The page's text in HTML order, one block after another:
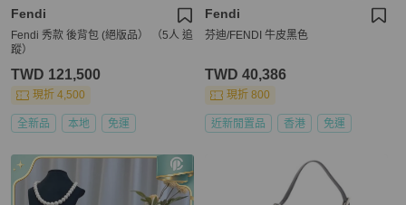
Fendi
Fendi 秀款 後背包 (絕版品） （5人 追
蹤）
TWD 121,500
現折 4,500
全新品 本地 免運
Fendi
芬迪/FENDI 牛皮黑色
TWD 40,386
現折 800
近新閒置品 香港 免運